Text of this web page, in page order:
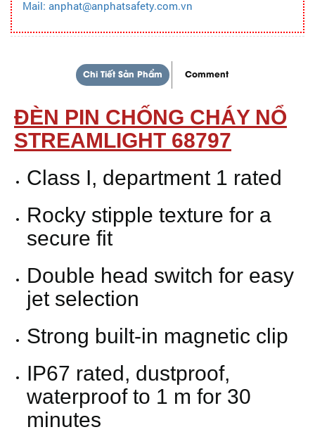
Mail: anphat@anphatsafety.com.vn
Chi Tiết Sản Phẩm Comment
ĐÈN PIN CHỐNG CHÁY NỔ
STREAMLIGHT 68797
Class I, department 1 rated
Rocky stipple texture for a
secure fit
Double head switch for easy
jet selection
Strong built-in magnetic clip
IP67 rated, dustproof,
waterproof to 1 m for 30
minutes